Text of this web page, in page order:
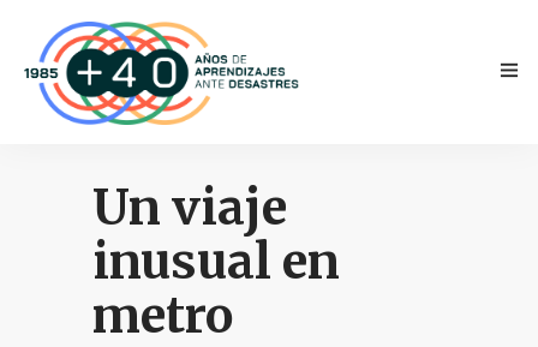
Un viaje
inusual en
metro